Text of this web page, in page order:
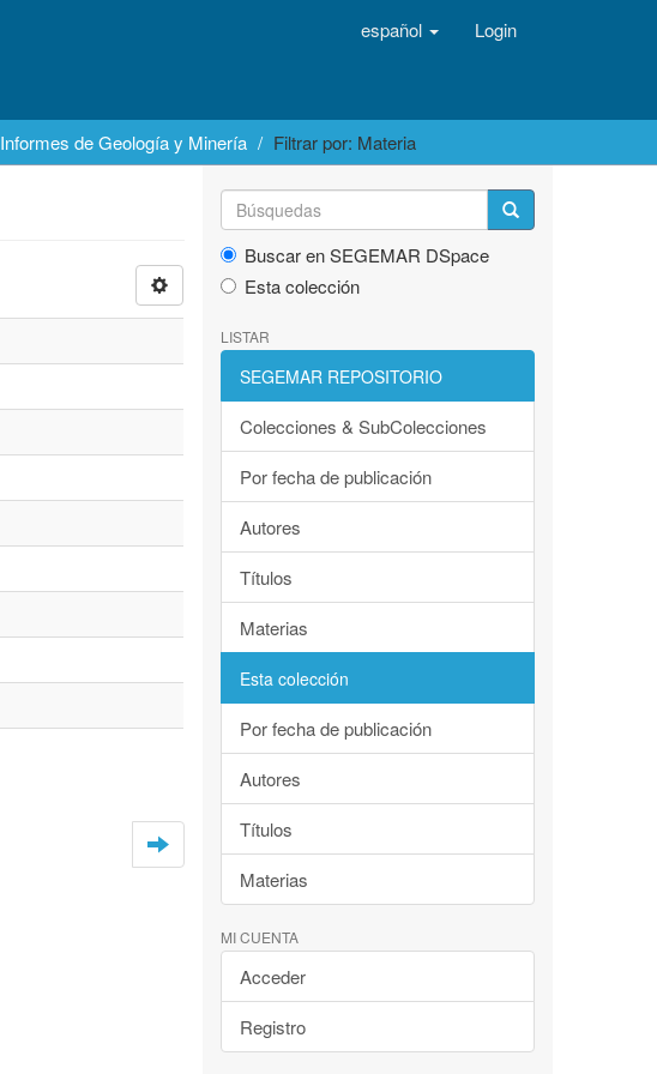
español Login
Informes de Geología y Minería Filtrar por: Materia
Buscar en SEGEMAR DSpace
Esta colección
LISTAR
SEGEMAR REPOSITORIO
Colecciones & SubColecciones
Por fecha de publicación
Autores
Títulos
Materias
Esta colección
Por fecha de publicación
Autores
Títulos
Materias
MI CUENTA
Acceder
Registro